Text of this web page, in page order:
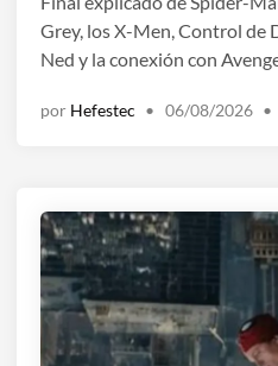
d
o
n
Grey, los X-Men, Control de
Ned y la conexión con
por Hefestec • 06/08/2026 •